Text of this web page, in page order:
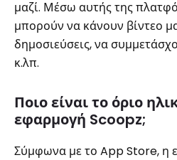
μαζί. Μέσω αυτής της
μπορούν να κάνουν βίντεο
δημοσιεύσεις, να
κ.λπ.
Ποιο είναι το όριο
εφαρμογή Scoopz;
Σύμφωνα με το App Store, η